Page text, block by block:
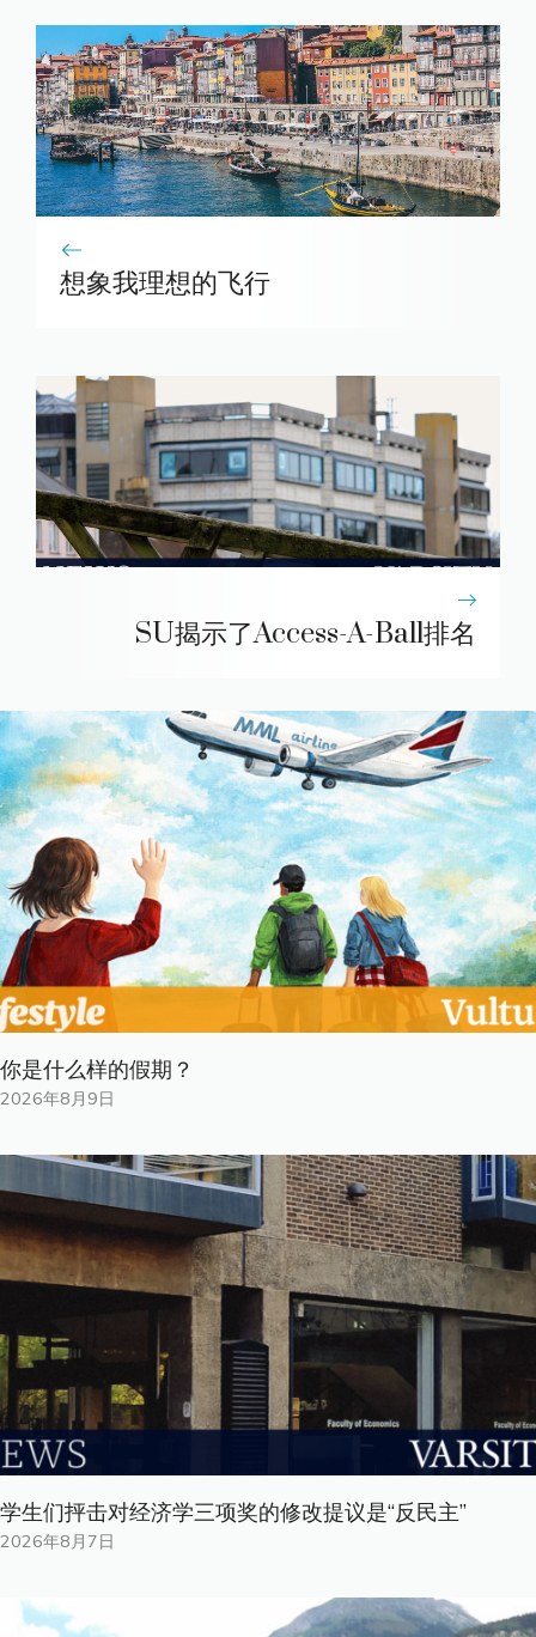
想象我理想的飞行
SU揭示了Access-A-Ball排名
你是什​​么样的假期？
2026年8月9日
学生们抨击对经济学三项奖的修改提议是“反民主”
2026年8月7日